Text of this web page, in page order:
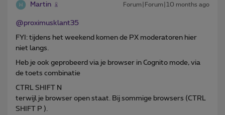
Martin Forum|Forum|10 months ago
@proximusklant35
FYI: tijdens het weekend komen de PX moderatoren hier
niet langs.
Heb je ook geprobeerd via je browser in Cognito mode, via
de toets combinatie
CTRL SHIFT N
terwijl je browser open staat. Bij sommige browsers (CTRL
SHIFT P ).